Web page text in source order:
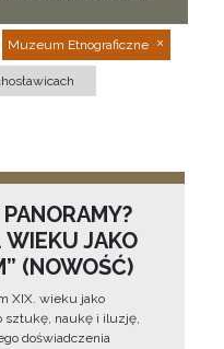
Muzeum Etnograficzne
JAKO
(NOWOŚĆ)
XIX. wieku jako
sztukę, naukę i iluzję,
doświadczenia